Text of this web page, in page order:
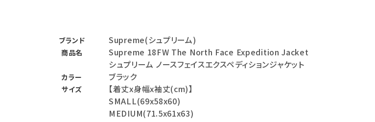
スニーカー・ブーツ
パンツ・ショーツ
ブランド Supreme(シュプリーム)
商品名
Supreme 18FW The North Face Expedition Jacket
シュプリーム ノースフェイスエクスペディションジャケット
カラー ブラック
サイズ
【着丈x身幅x袖丈(cm)】
SMALL(69x58x60)
MEDIUM(71.5x61x63)